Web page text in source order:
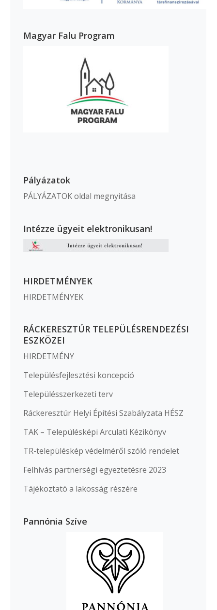
Magyar Falu Program
Pályázatok
PÁLYÁZATOK oldal megnyitása
Intézze ügyeit elektronikusan!
HIRDETMÉNYEK
HIRDETMÉNYEK
RÁCKERESZTÚR TELEPÜLÉSRENDEZÉSI
ESZKÖZEI
HIRDETMÉNY
Településfejlesztési koncepció
Településszerkezeti terv
Ráckeresztúr Helyi Építési Szabályzata HÉSZ
TAK – Településképi Arculati Kézikönyv
TR-településkép védelméről szóló rendelet
Felhívás partnerségi egyeztetésre 2023
Tájékoztató a lakosság részére
Pannónia Szíve